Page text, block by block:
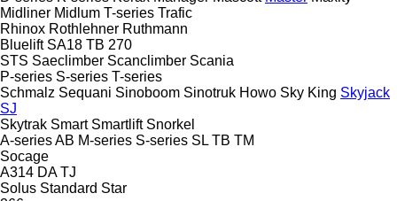
Midliner Midlum T-series Trafic
Rhinox Rothlehner Ruthmann
Bluelift SA18 TB 270
STS Saeclimber Scanclimber Scania
P-series S-series T-series
Schmalz Sequani Sinoboom Sinotruk Howo Sky King Skyjack
SJ
Skytrak Smart Smartlift Snorkel
A-seriesAB M-series S-series SL TB TM
Socage
A314 DA TJ
Solus Standard Star